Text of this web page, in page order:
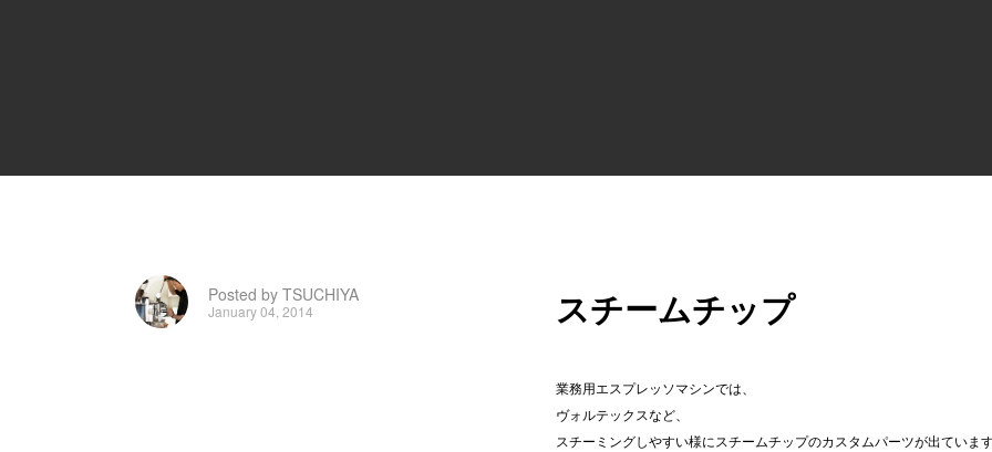
Posted by TSUCHIYA
January 04, 2014 スチームチップ
業務用エスプレッソマシンでは、
ヴォルテックスなど、
スチーミングしやすい様にスチームチップのカスタムパーツが出ています